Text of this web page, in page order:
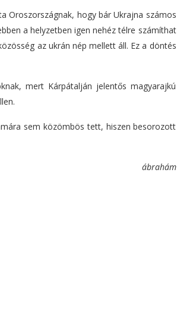
Oroszországnak, hogy bár Ukrajna számos
a helyzetben igen nehéz télre számíthat
az ukrán nép mellett áll. Ez a döntés
mert Kárpátalján jelentős magyarajkú
sem közömbös tett, hiszen besorozott
ábrahám